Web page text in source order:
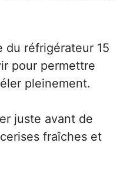
du réfrigérateur 15
pour permettre
pleinement.
juste avant de
fraîches et